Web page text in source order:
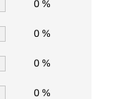
0 %
0 %
0 %
0 %